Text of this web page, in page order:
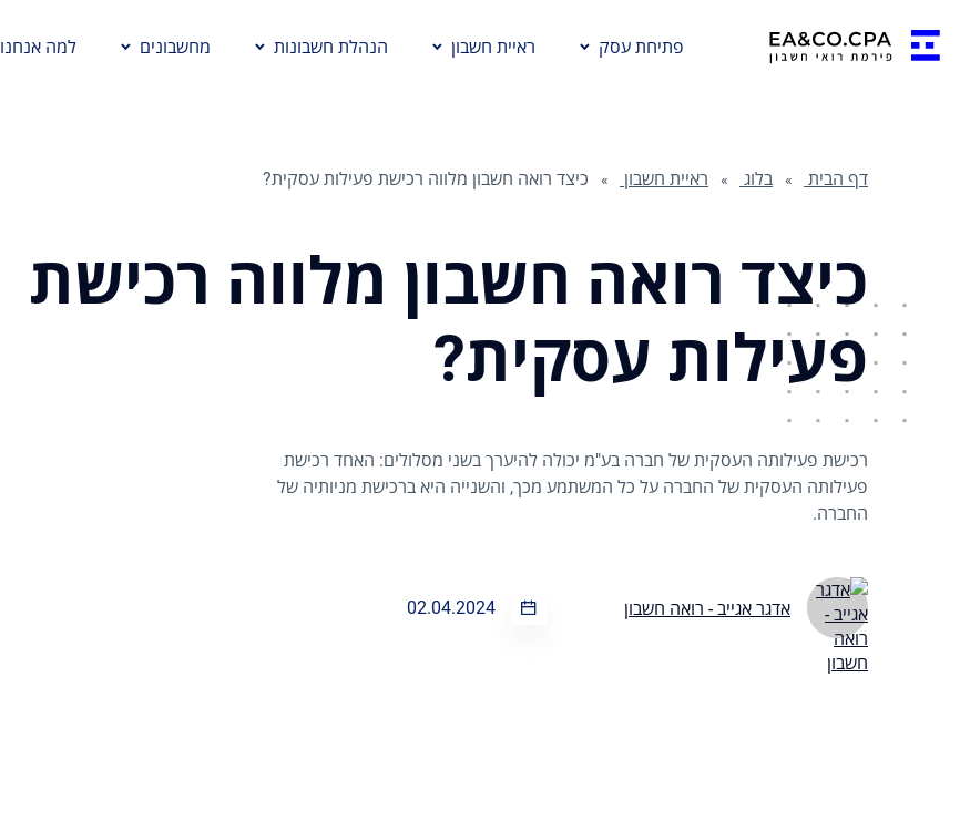
פתיחת עסק ראיית חשבון הנהלת חשבונות מחשבונים למה אנחנו
דף הבית בלוג ראיית חשבון כיצד רואה חשבון מלווה רכישת פעילות עסקית?
כיצד רואה חשבון מלווה רכישת
פעילות עסקית?
רכישת פעילותה העסקית של חברה בע"מ יכולה להיערך בשני מסלולים: האחד רכישת
פעילותה העסקית של החברה על כל המשתמע מכך, והשנייה היא ברכישת מניותיה של
החברה.
אדגר אגייב - רואה חשבון 02.04.2024